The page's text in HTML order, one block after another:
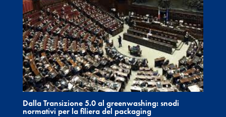
Dalla Transizione 5.0 al greenwashing: snodi
normativi per la filiera del packaging